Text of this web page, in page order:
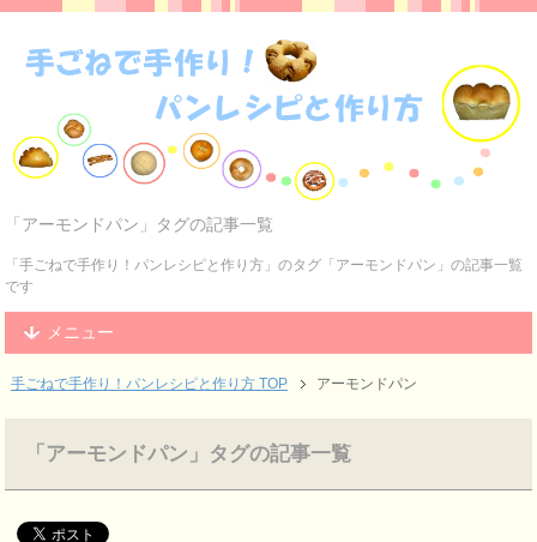
「アーモンドパン」タグの記事一覧
「手ごねで手作り！パンレシピと作り方」のタグ「アーモンドパン」の記事一覧
です
メニュー
手ごねで手作り！パンレシピと作り方 TOP アーモンドパン
「アーモンドパン」タグの記事一覧